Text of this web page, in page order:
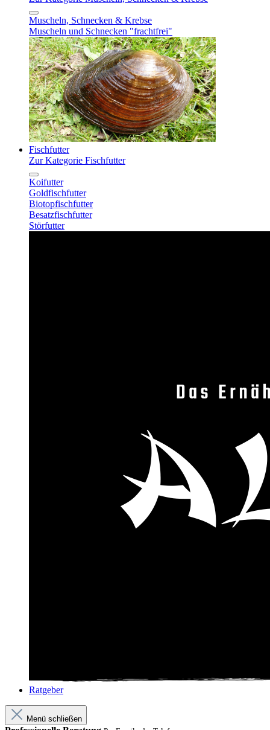
Muscheln, Schnecken & Krebse
Muscheln und Schnecken "frachtfrei"
Fischfutter
Zur Kategorie Fischfutter
Koifutter
Goldfischfutter
Biotopfischfutter
Besatzfischfutter
Störfutter
Ratgeber
Menü schließen